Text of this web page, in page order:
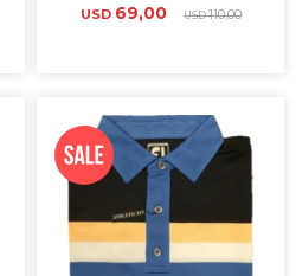
USD 69,00 USD110,00